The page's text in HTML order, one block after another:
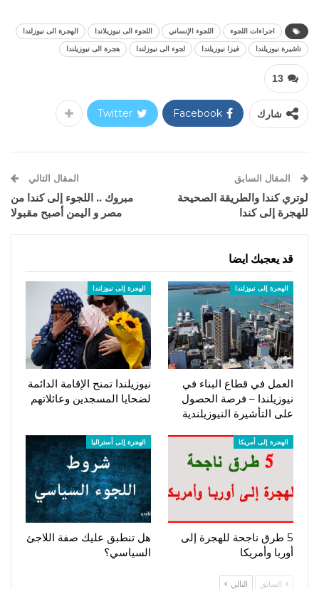
اجراءات اللجوء اللجوء الإنساني اللجوء الى نيوزيلاندا
الهجرة الى نيوزلندا
تاشيرة نيوزيلندا
فيزا نيوزيلندا لجوء الى نيوزلندا هجرة الى نيوزيلندا
13
شارك Facebook
Twitter
المقال السابق
لوتري كندا والطريقة الصحيحة
للهجرة إلى كندا
المقال التالي
مبروك .. اللجوء إلى كندا من
مصر و اليمن أصبح مقبولا
قد يعجبك ايضا
الهجرة إلى نيوزلندا
العمل في قطاع البناء في
نيوزيلندا – فرصة الحصول
على التأشيرة النيوزيلندية
الهجرة إلى نيوزلندا
نيوزيلندا تمنح الإقامة الدائمة
لضحايا المسجدين وعائلاتهم
الهجرة إلى أمريكا
5 طرق ناجحة للهجرة إلى
أوربا وأمريكا
الهجرة إلى أستراليا
هل تنطبق عليك صفة اللاجئ
السياسي؟
السابق التالي